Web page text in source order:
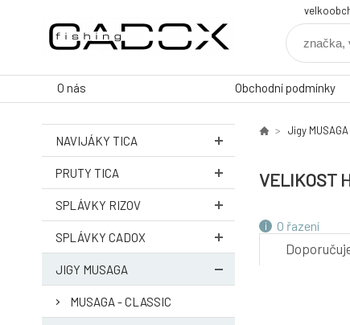
O nás Obchodní podmínky
NAVIJÁKY TICA
PRUTY TICA
SPLÁVKY RIZOV
SPLÁVKY CADOX
JIGY MUSAGA
MUSAGA - CLASSIC
Jigy MUSAGA
VELIKOST
O řazení